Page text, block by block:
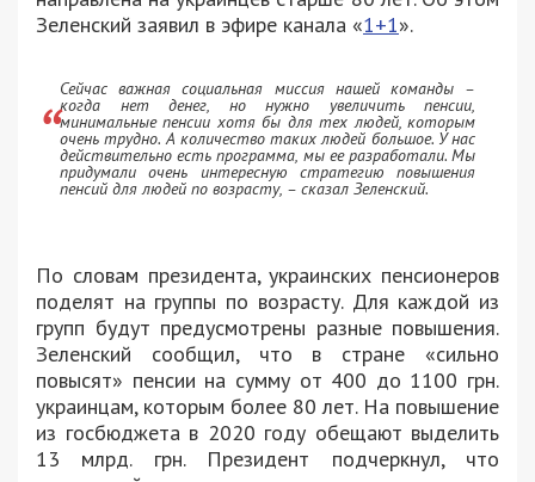
Зеленский заявил в эфире канала «1+1».
Сейчас важная социальная миссия нашей команды –
когда нет денег, но нужно увеличить пенсии,
минимальные пенсии хотя бы для тех людей, которым
очень трудно. А количество таких людей большое. У нас
действительно есть программа, мы ее разработали. Мы
придумали очень интересную стратегию повышения
пенсий для людей по возрасту, – сказал Зеленский.
По словам президента, украинских пенсионеров
поделят на группы по возрасту. Для каждой из
групп будут предусмотрены разные повышения.
Зеленский сообщил, что в стране «сильно
повысят» пенсии на сумму от 400 до 1100 грн.
украинцам, которым более 80 лет. На повышение
из госбюджета в 2020 году обещают выделить
13 млрд. грн. Президент подчеркнул, что